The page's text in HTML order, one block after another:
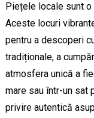
Piețele locale sunt
Aceste locuri
pentru a descoperi
tradiționale, a
atmosfera unică a
mare sau într-un sat
privire autentică